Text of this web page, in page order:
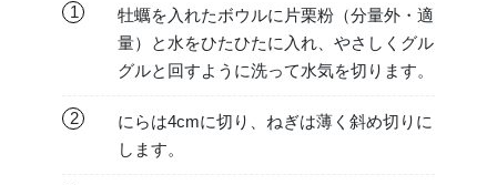
1
牡蠣を入れたボウルに片栗粉（分量外・適
量）と水をひたひたに入れ、やさしくグル
グルと回すように洗って水気を切ります。
2
にらは4cmに切り、ねぎは薄く斜め切りに
します。